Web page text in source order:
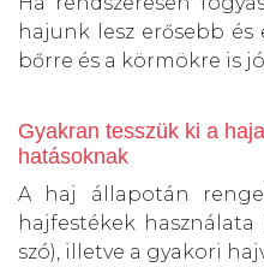
hajunk lesz erősebb és
bőrre és a körmökre is
Gyakran tesszük ki a
hatásoknak
A haj állapotán
hajfestékek
szó), illetve a gyakori